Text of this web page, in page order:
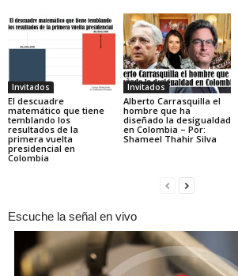
Invitados
El descuadre
matemático que tiene
temblando los
resultados de la
primera vuelta
presidencial en
Colombia
Invitados
Alberto Carrasquilla el
hombre que ha
diseñado la desigualdad
en Colombia – Por:
Shameel Thahir Silva
Escuche la señal en vivo